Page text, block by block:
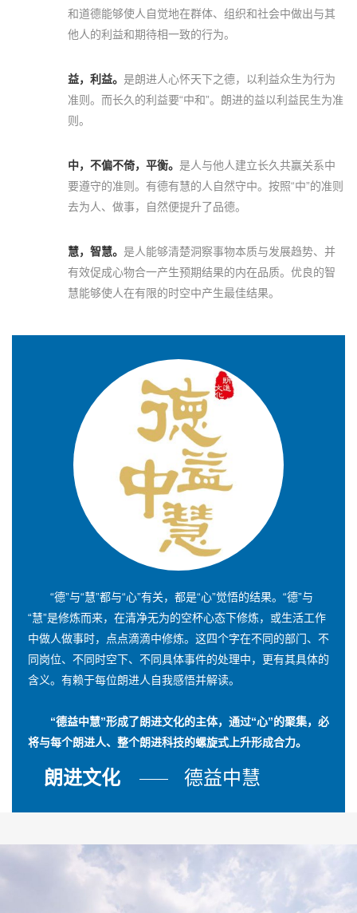
和道德能够使人自觉地在群体、组织和社会中做出与其
他人的利益和期待相一致的行为。
益，利益。 是朗进人心怀天下之德，以利益众生为行为
准则。而长久的利益要“中和”。朗进的益以利益民生为准
则。
中，不偏不倚，平衡。 是人与他人建立长久共赢关系中
要遵守的准则。有德有慧的人自然守中。按照“中”的准则
去为人、做事，自然便提升了品德。
慧，智慧。 是人能够清楚洞察事物本质与发展趋势、并
有效促成心物合一产生预期结果的内在品质。优良的智
慧能够使人在有限的时空中产生最佳结果。
“德”与“慧”都与“心”有关，都是“心”觉悟的结果。“德”与
“慧”是修炼而来，在清净无为的空杯心态下修炼，或生活工作
中做人做事时，点点滴滴中修炼。这四个字在不同的部门、不
同岗位、不同时空下、不同具体事件的处理中，更有其具体的
含义。有赖于每位朗进人自我感悟并解读。
“德益中慧”形成了朗进文化的主体，通过“心”的聚集，必
将与每个朗进人、整个朗进科技的螺旋式上升形成合力。
朗进文化 德益中慧